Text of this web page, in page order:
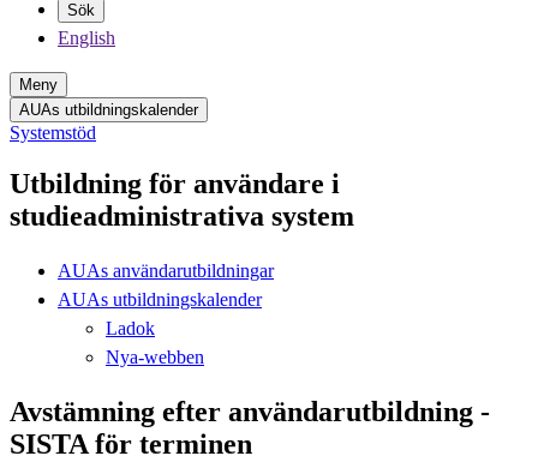
Sök
English
Meny
AUAs utbildningskalender
Systemstöd
Utbildning för användare i
studieadministrativa system
AUAs användarutbildningar
AUAs utbildningskalender
Ladok
Nya-webben
Avstämning efter användarutbildning -
SISTA för terminen